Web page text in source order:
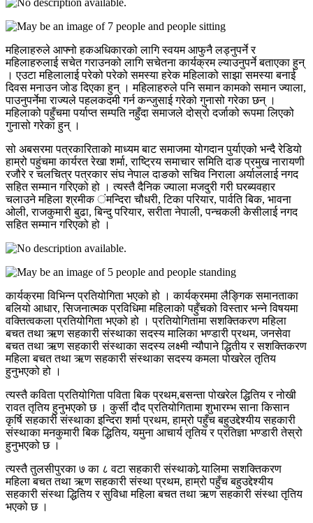
महिलाहरुले आफ्नो हकअधिकारको लागि स्वयम आफुनै लड्नुपर्ने र
महिलाहरुलाई सचेत गराउनको लागि सचेतना कार्यक्रम ल्याउनुपर्ने बताएका हुन्
। एउटा महिलालाई परेको परेको समस्या हरेक महिलाको साझा समस्या बनाई
दिवस मनाउन जोड दिएका हुन् । महिलाहरुले पनि समान कामको समान ज्याला,
पाउनुपर्नेमा राज्यले पहलकदमी गर्न कन्जुसाई गरेको गुनासो गरेका छन् ।
महिलाको पहुँचमा पर्याप्त सम्पति नहुँदा समाजले दोस्रो दर्जाको रूपमा लिएको
गुनासो गरेका हुन् ।
सो अबसरमा पत्रकारिताको माध्यम बाट समाजमा योगदान पुर्याएको भन्दै रेडियो
हाम्रो पहुंचमा कार्यरत रेखा शर्मा, राष्ट्रिय समाचार समिति दाङ प्रमुख नारायणी
रजौरे र चलचित्र पत्रकार संघ नेपाल दाङको सचिव निराला अर्याललाई नगद
सहित सम्मान गरिएको हो । त्यस्तै दैनिक ज्याला मजदुरी गरी घरब्यवहार
चलाउने महिला श्रमीक ंमन्दिरा चौधरी, टिका परियार, पार्वति बिक, भावना
ओली, राजकुमारी बुढा, बिन्दु परियार, सरीता नेपाली, पन्चकली केसीलाई नगद
सहित सम्मान गरिएको हो ।
कार्यक्रमा विभिन्न प्रतियोगिता भएको हो । कार्यक्रममा लैङ्गिक समानताका
बलियो आधार, सिजनात्मक प्रविधिमा महिलाको पहुँचको विस्तार भन्ने विषयमा
वक्तित्वकला प्रतियोगिता भएको हो । प्रतियोगितामा सशक्तिकरण महिला
बचत तथा ऋण सहकारी संस्थाका सदस्य मालिका भण्डारी प्रथम, जनसेवा
बचत तथा ऋण सहकारी संस्थाका सदस्य लक्ष्मी न्यौपाने द्धितीय र सशक्तिकरण
महिला बचत तथा ऋण सहकारी संस्थाका सदस्य कमला पोखरेल तृतिय
हुनुभएको हो ।
त्यस्तै कविता प्रतियोगिता पविता बिक प्रथम,बसन्ता पोखरेल द्धितिय र नोखी
रावत तृतिय हुनुभएको छ । कुर्सी दौद प्रतियोगितामा शुभारम्भ साना किसान
कृर्षि सहकारी संस्थाका इन्दिरा शर्मा प्रथम, हाम्रो पहुँच बहुउद्देश्यीय सहकारी
संस्थाका मनकुमारी बिक द्धितिय, यमुना आचार्य तृतिय र प्रतिज्ञा भण्डारी तेस्रो
हुनुभएको छ ।
त्यस्तै तुलसीपुरका ७ का ८ वटा सहकारी संस्थाको र्‍यालिमा सशक्तिकरण
महिला बचत तथा ऋण सहकारी संस्था प्रथम, हाम्रो पहुँच बहुउद्देश्यीय
सहकारी संस्था द्धितिय र सुविधा महिला बचत तथा ऋण सहकारी संस्था तृतिय
भएको छ ।